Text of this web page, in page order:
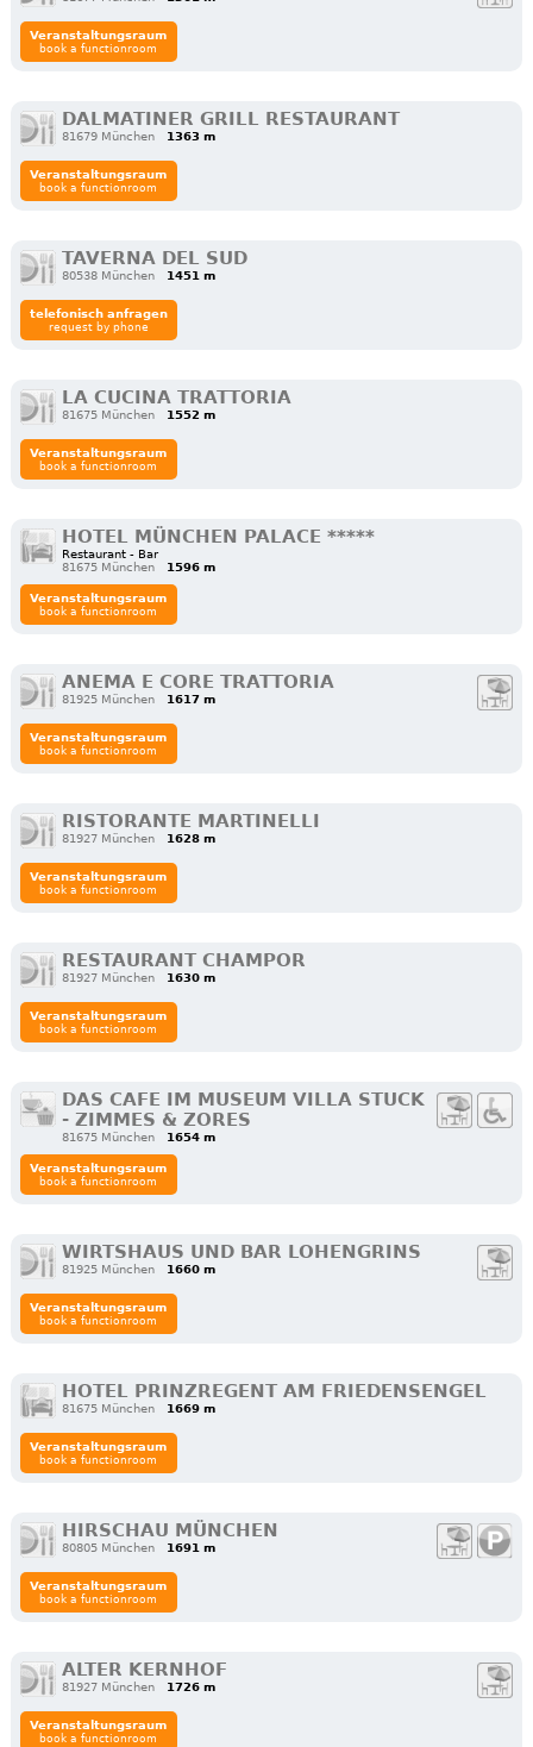
Veranstaltungsraum
book a functionroom
DALMATINER GRILL RESTAURANT
81679 München 1363 m
Veranstaltungsraum
book a functionroom
TAVERNA DEL SUD
80538 München 1451 m
telefonisch anfragen
request by phone
LA CUCINA TRATTORIA
81675 München 1552 m
Veranstaltungsraum
book a functionroom
HOTEL MÜNCHEN PALACE *****
Restaurant - Bar
81675 München
1596 m
Veranstaltungsraum
book a functionroom
ANEMA E CORE TRATTORIA
81925 München 1617 m
Veranstaltungsraum
book a functionroom
RISTORANTE MARTINELLI
81927 München 1628 m
Veranstaltungsraum
book a functionroom
RESTAURANT CHAMPOR
81927 München 1630 m
Veranstaltungsraum
book a functionroom
DAS CAFE IM MUSEUM VILLA STUCK
- ZIMMES & ZORES
81675 München 1654 m
Veranstaltungsraum
book a functionroom
WIRTSHAUS UND BAR LOHENGRINS
81925 München 1660 m
Veranstaltungsraum
book a functionroom
HOTEL PRINZREGENT AM FRIEDENSENGEL
81675 München 1669 m
Veranstaltungsraum
book a functionroom
HIRSCHAU MÜNCHEN
80805 München 1691 m
Veranstaltungsraum
book a functionroom
ALTER KERNHOF
81927 München 1726 m
Veranstaltungsraum
book a functionroom